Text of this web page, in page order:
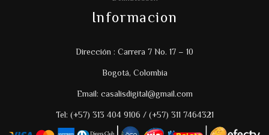
Informacion
Dirección : Carrera 7 No. 17 – 10
Bogotá, Colombia
Email: casalisdigital@gmail.com
Tel: (+57) 313 404 9106 / (+57) 311 7464321